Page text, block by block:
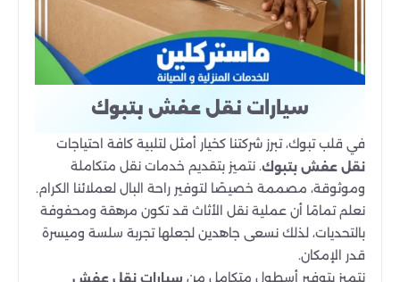
سيارات نقل عفش بتبوك
في قلب تبوك، تبرز شركتنا كخيار أمثل لتلبية كافة احتياجات
نقل عفش بتبوك. نتميز بتقديم خدمات نقل متكاملة
وموثوقة، مصممة خصيصًا لتوفير راحة البال لعملائنا الكرام.
نعلم تمامًا أن عملية نقل الأثاث قد تكون مرهقة ومحفوفة
بالتحديات، لذلك نسعى جاهدين لجعلها تجربة سلسة وميسرة
قدر الإمكان.
نتميز بتوفير أسطول متكامل من سيارات نقل عفش